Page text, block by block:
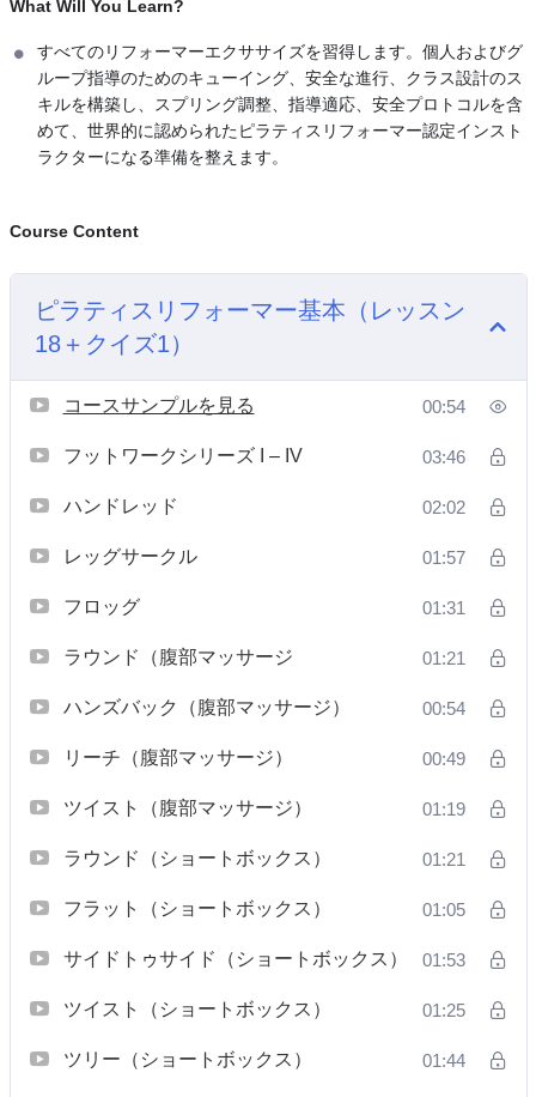
What Will You Learn?
すべてのリフォーマーエクササイズを習得します。個人およびグ
ループ指導のためのキューイング、安全な進行、クラス設計のス
キルを構築し、スプリング調整、指導適応、安全プロトコルを含
めて、世界的に認められたピラティスリフォーマー認定インスト
ラクターになる準備を整えます。
Course Content
ピラティスリフォーマー基本（レッスン
18＋クイズ1）
コースサンプルを見る 00:54
フットワークシリーズ I – IV 03:46
ハンドレッド 02:02
レッグサークル 01:57
フロッグ 01:31
ラウンド（腹部マッサージ 01:21
ハンズバック（腹部マッサージ） 00:54
リーチ（腹部マッサージ） 00:49
ツイスト（腹部マッサージ） 01:19
ラウンド（ショートボックス） 01:21
フラット（ショートボックス） 01:05
サイドトゥサイド（ショートボックス） 01:53
ツイスト（ショートボックス） 01:25
ツリー（ショートボックス） 01:44